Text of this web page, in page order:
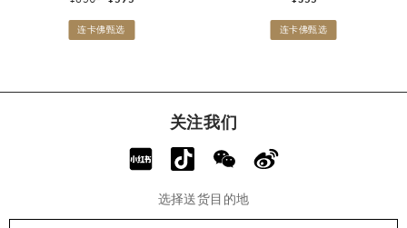
连卡佛甄选 连卡佛甄选
关注我们
选择送货目的地